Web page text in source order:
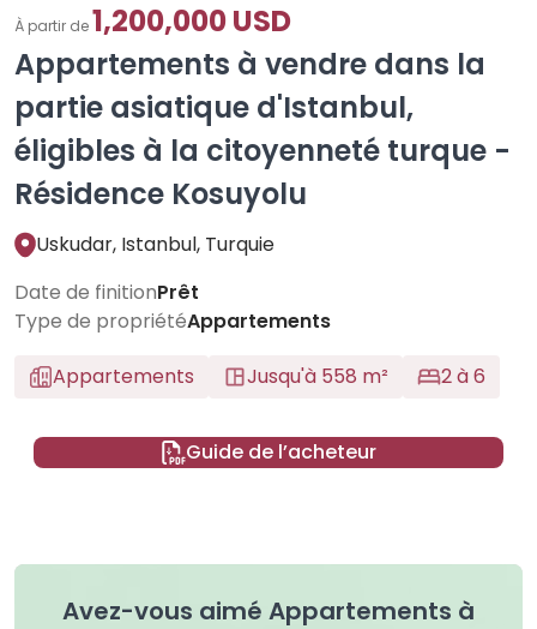
Appartements à vendre dans la
partie asiatique d'Istanbul,
éligibles à la citoyenneté turque -
Résidence Kosuyolu
À partir de1,200,000 USD
Uskudar, Istanbul, Turquie
Date de finitionPrêt
Type de propriétéAppartements
Appartements
Jusqu'à 558 m² 2 à 6
Guide de l’acheteur
Avez-vous aimé Appartements à